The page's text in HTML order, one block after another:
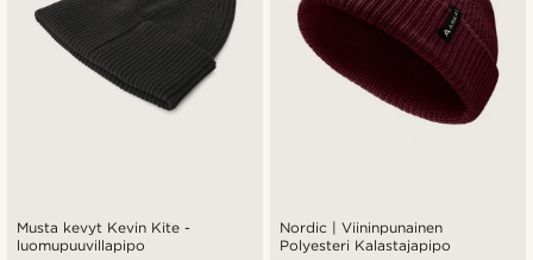
Musta kevyt Kevin Kite -
luomupuuvillapipo
Nordic | Viininpunainen
Polyesteri Kalastajapipo